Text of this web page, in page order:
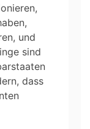
und
sind
dass